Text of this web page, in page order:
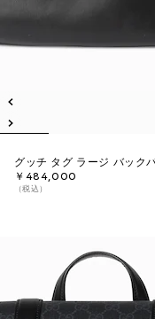
グッチ タグ ラージ バック
￥484,000
（税込）